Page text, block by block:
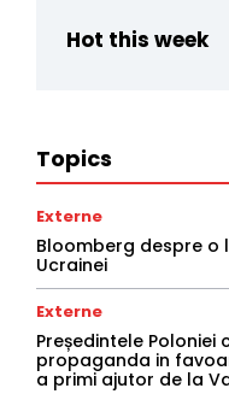
Hot this week
Topics
Externe
Bloomberg despre o
Ucrainei
Externe
Președintele Poloniei
propaganda in
a primi ajutor de la